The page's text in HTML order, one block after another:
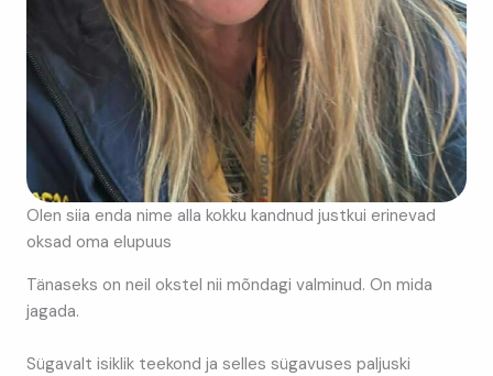
Olen siia enda nime alla kokku kandnud justkui erinevad
oksad oma elupuus
Tänaseks on neil okstel nii mõndagi valminud. On mida
jagada.
Sügavalt isiklik teekond ja selles sügavuses paljuski